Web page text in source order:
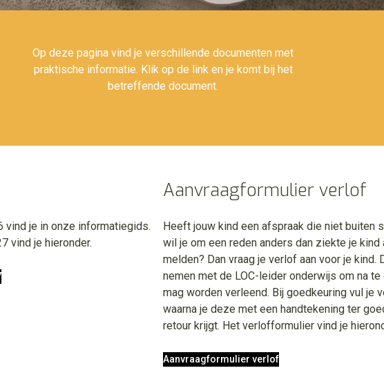
Op deze pagina vind je verschillende documenten met
praktische informatie. Klik op de link en je komt bij het
betreffende document.
vind je in onze informatiegids.
vind je hieronder.
Aanvraagformulier verlof
Heeft jouw kind een afspraak die niet buiten
wil je om een reden anders dan ziekte je
melden? Dan vraag je verlof aan voor je kind.
nemen met de LOC-leider onderwijs om na
mag worden verleend. Bij goedkeuring vul je
waarna je deze met een handtekening ter
retour krijgt. Het verlofformulier vind je
Aanvraagformulier verlof